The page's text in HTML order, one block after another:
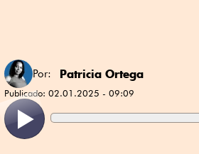
Por: Patricia Ortega
Publicado: 02.01.2025 - 09:09